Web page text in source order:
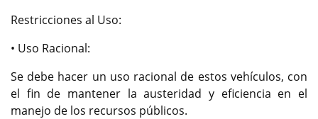
Restricciones al Uso:
• Uso Racional:
Se debe hacer un uso racional de estos vehículos, con
el fin de mantener la austeridad y eficiencia en el
manejo de los recursos públicos.